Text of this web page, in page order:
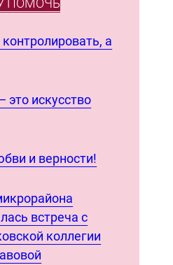
а
это искусство
и верности!
встреча с
коллегии